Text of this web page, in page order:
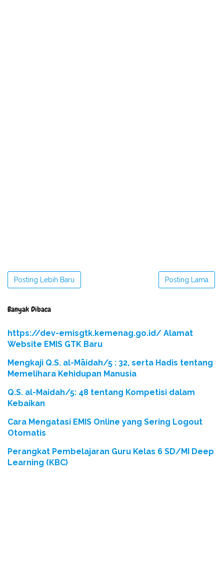
Posting Lebih Baru Posting Lama
Banyak Dibaca
https://dev-emisgtk.kemenag.go.id/ Alamat
Website EMIS GTK Baru
Mengkaji Q.S. al-Māidah/5 : 32, serta Hadis tentang
Memelihara Kehidupan Manusia
Q.S. al-Maidah/5: 48 tentang Kompetisi dalam
Kebaikan
Cara Mengatasi EMIS Online yang Sering Logout
Otomatis
Perangkat Pembelajaran Guru Kelas 6 SD/MI Deep
Learning (KBC)